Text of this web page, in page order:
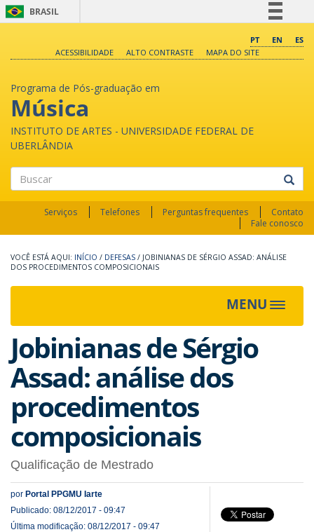
BRASIL
Comunica BR
PT EN
ES
ACESSIBILIDADE
ALTO CONTRASTE MAPA DO SITE
Programa de Pós-graduação em
Música
INSTITUTO DE ARTES - UNIVERSIDADE FEDERAL DE
UBERLÂNDIA
Buscar
Serviços Telefones Perguntas frequentes
Contato
Fale conosco
INÍCIO / DEFESAS / JOBINIANAS DE SÉRGIO ASSAD: ANÁLISE
DOS PROCEDIMENTOS COMPOSICIONAIS
MENU
Toggle
Jobinianas de Sérgio
Assad: análise dos
procedimentos
composicionais
Qualificação de Mestrado
por Portal PPGMU Iarte
Publicado: 08/12/2017 - 09:47
Última modificação: 08/12/2017 - 09:47